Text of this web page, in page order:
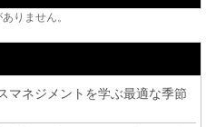
りません。
ネジメントを学ぶ最適な季節